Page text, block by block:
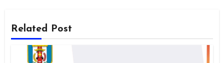
Related Post